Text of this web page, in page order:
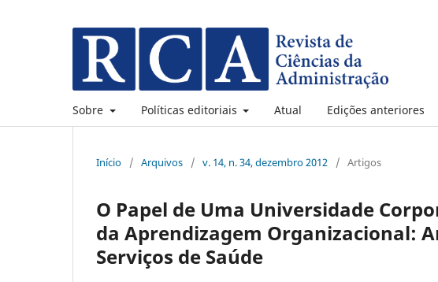
Sobre Políticas editoriais Atual Edições anteriores
Início / Arquivos / v. 14, n. 34, dezembro 2012 / Artigos
O Papel de Uma Universidade
da Aprendizagem Organizacional:
Serviços de Saúde